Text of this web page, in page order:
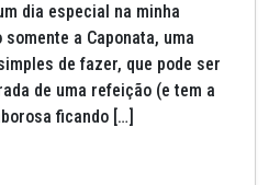
dia especial na minha
a Caponata, uma
de fazer, que pode ser
de uma refeição (e tem a
ficando […]